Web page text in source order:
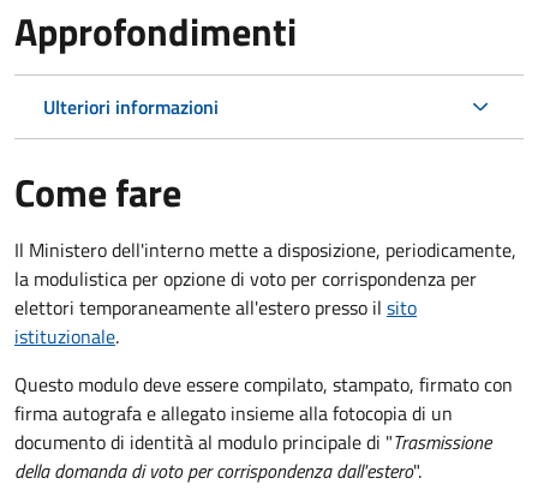
Approfondimenti
Ulteriori informazioni
Come fare
Il Ministero dell'interno mette a disposizione, periodicamente,
la modulistica per opzione di voto per corrispondenza per
elettori temporaneamente all'estero presso il sito
istituzionale.
Questo modulo deve essere compilato, stampato, firmato con
firma autografa e allegato insieme alla fotocopia di un
documento di identità al modulo principale di "Trasmissione
della domanda di voto per corrispondenza dall'estero".